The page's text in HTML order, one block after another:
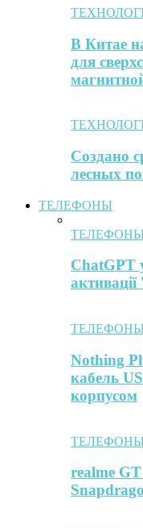
В Китае
для
Создано
лесных
ТЕЛЕФОНЫ
ChatGPT
Nothing
кабель
корпусом
realme